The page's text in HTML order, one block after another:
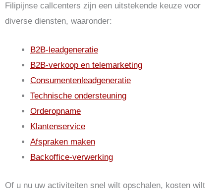
Filipijnse callcenters zijn een uitstekende keuze voor
diverse diensten, waaronder:
B2B-leadgeneratie
B2B-verkoop en telemarketing
Consumentenleadgeneratie
Technische ondersteuning
Orderopname
Klantenservice
Afspraken maken
Backoffice-verwerking
Of u nu uw activiteiten snel wilt opschalen, kosten wilt